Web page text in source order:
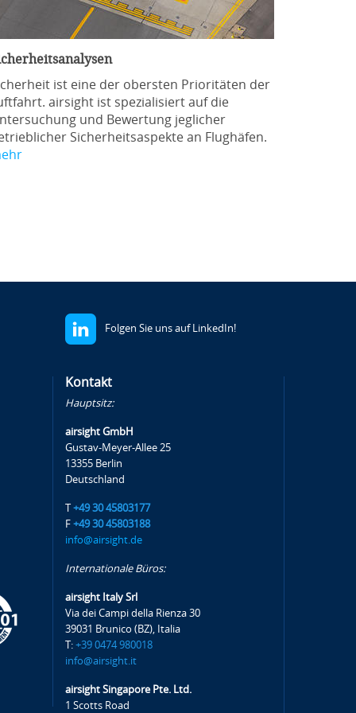
ist eine der obersten Prioritäten der
airsight ist spezialisiert auf die
und Bewertung jeglicher
Sicherheitsaspekte an Flughäfen.
Folgen Sie uns auf LinkedIn!
Kontakt
Hauptsitz:
airsight GmbH
Gustav-Meyer-Allee 25
13355 Berlin
Deutschland
T+49 30 45803177
F+49 30 45803188
info@airsight.de
Internationale Büros:
airsight Italy Srl
Via dei Campi della Rienza 30
39031 Brunico (BZ), Italia
T:+39 0474 980018
info@airsight.it
airsight Singapore Pte. Ltd.
1 Scotts Road